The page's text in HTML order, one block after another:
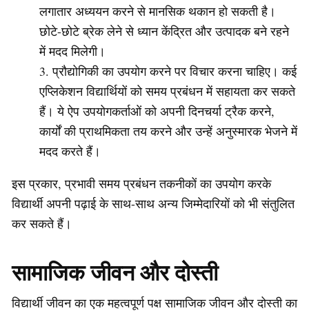
लगातार अध्ययन करने से मानसिक थकान हो सकती है।
छोटे-छोटे ब्रेक लेने से ध्यान केंद्रित और उत्पादक बने रहने
में मदद मिलेगी।
प्रौद्योगिकी का उपयोग करने पर विचार करना चाहिए। कई
एप्लिकेशन विद्यार्थियों को समय प्रबंधन में सहायता कर सकते
हैं। ये ऐप उपयोगकर्ताओं को अपनी दिनचर्या ट्रैक करने,
कार्यों की प्राथमिकता तय करने और उन्हें अनुस्मारक भेजने में
मदद करते हैं।
इस प्रकार, प्रभावी समय प्रबंधन तकनीकों का उपयोग करके
विद्यार्थी अपनी पढ़ाई के साथ-साथ अन्य जिम्मेदारियों को भी संतुलित
कर सकते हैं।
सामाजिक जीवन और दोस्ती
विद्यार्थी जीवन का एक महत्वपूर्ण पक्ष सामाजिक जीवन और दोस्ती का